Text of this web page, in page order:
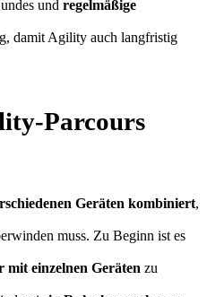
und regelmäßige
damit Agility auch langfristig
Parcours
Geräten kombiniert,
muss. Zu Beginn ist es
mit einzelnen Geräten zu